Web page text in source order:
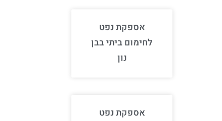
אספקת נפט
לחימום ביתי בבן
נון
אספקת נפט